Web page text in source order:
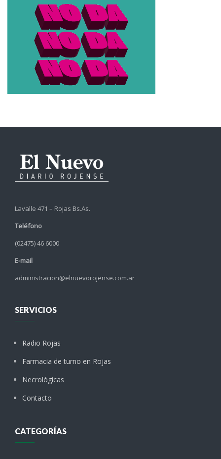
Lavalle 471 – Rojas Bs.As.
Teléfono
(02475) 46 6000
E-mail
administracion@elnuevorojense.com.ar
SERVICIOS
Radio Rojas
Farmacia de turno en Rojas
Necrológicas
Contacto
CATEGORÍAS